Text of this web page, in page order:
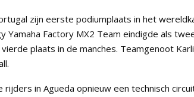
zijn eerste podiumplaats in het
Factory MX2 Team eindigde als
plaats in de manches. Teamgenoot
in Agueda opnieuw een technisch